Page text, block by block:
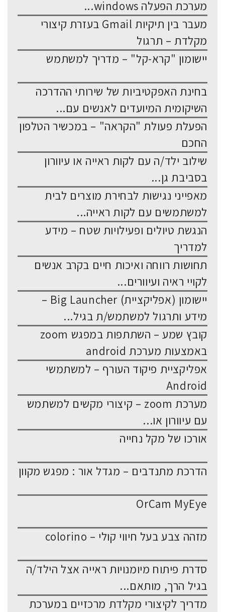
מערכת הפעלה windows...
מעבר בין תיקיות Gmail בעזרת קיצורי
מקלדת – תרגול
יישומון "קרא-קל" – מדריך למשתמש
בחינת האפקטיביות של שירותי ההדרכה
השיקומית המיועדים לאנשים עם...
הפעלת פעולת "הקראה" – במכשיר הטלפון
החכם
שילוב ילד/ה עם לקות ראייה או עיוורון
בסביבת גן...
מאפייני נגישות לבחירת מוצרים לבית
למשתמשים עם לקות ראייה...
הנגשת טיולים ופעילויות שטח – מידע
למדריך
תחושות רווחה ואיכות חיים בקרב אנשים
לקויי ראיה ועיוורים...
יישומון (אפליקציית) Big Launcher –
מידע ותרגול למשתמש/ת בגיל...
קובץ שמע – השתתפות במפגש zoom
באמצעות מערכת android
אפליקציית פיקוד העורף – למשתמשי
Android
מערכת zoom – קיצורי מקשים למשתמש
עם עיוורון או...
אורכו של מקל נחייה
הדרכת מתנדבים – מגדל אור : מפגש מקוון
OrCam MyEye
מזהה צבע בעל חיווי קולי – colorino
סדרת פיתוח מיומנויות ראייה אצל הילד/ה
בגיל הרך, מותאם...
מדריך לקיצורי מקלדת מרכזיים במערכת